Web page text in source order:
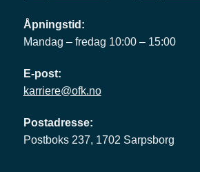
Åpningstid:
Mandag – fredag 10:00 – 15:00
E-post:
karriere@ofk.no
Postadresse:
Postboks 237, 1702 Sarpsborg